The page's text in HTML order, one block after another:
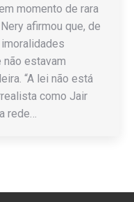
momento de rara
afirmou que, de
estavam
“A lei não está
como Jair
rede…